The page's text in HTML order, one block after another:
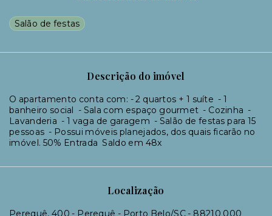
Salão de festas
Descrição do imóvel
O apartamento conta com: - 2 quartos + 1 suíte - 1
banheiro social - Sala com espaço gourmet - Cozinha -
Lavanderia - 1 vaga de garagem - Salão de festas para 15
pessoas - Possui móveis planejados, dos quais ficarão no
imóvel. 50% Entrada Saldo em 48x
Localização